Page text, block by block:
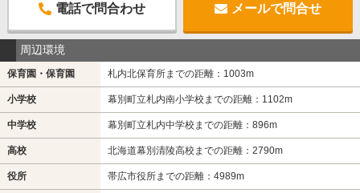
電話で問合わせ メールで問合せ
周辺環境
保育園・保育園 札内北保育所までの距離：1003m
小学校 幕別町立札内南小学校までの距離：1102m
中学校 幕別町立札内中学校までの距離：896m
高校 北海道幕別清陵高校までの距離：2790m
役所 帯広市役所までの距離：4989m